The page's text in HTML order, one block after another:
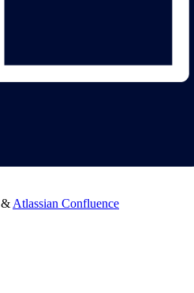
& Atlassian Confluence